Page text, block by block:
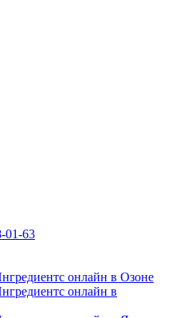
01-63